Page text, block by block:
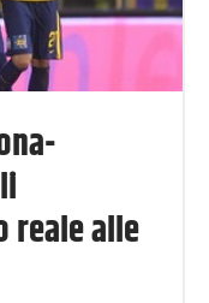
reale alle